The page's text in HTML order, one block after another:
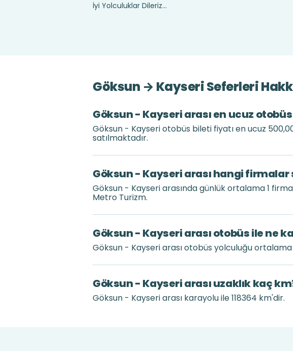
İyi Yolculuklar Dileriz...
Göksun → Kayseri Seferleri
Göksun - Kayseri arası en ucuz
Göksun - Kayseri otobüs bileti fiyatı en ucuz
satılmaktadır.
Göksun - Kayseri arası hangi
Göksun - Kayseri arasında günlük ortalama 1
Metro Turizm.
Göksun - Kayseri arası otobüs ile ne
Göksun - Kayseri arası otobüs yolculuğu
Göksun - Kayseri arası uzaklık kaç
Göksun - Kayseri arası karayolu ile 118364 km'dir.